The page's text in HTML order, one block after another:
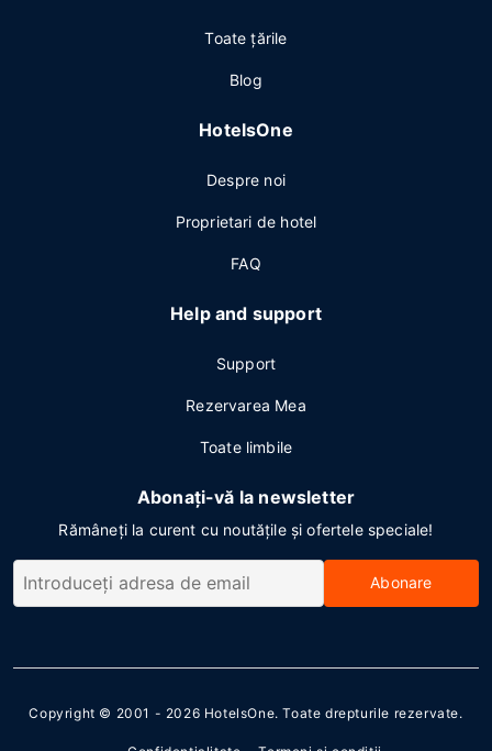
Toate ţările
Blog
HotelsOne
Despre noi
Proprietari de hotel
FAQ
Help and support
Support
Rezervarea Mea
Toate limbile
Abonați-vă la newsletter
Rămâneți la curent cu noutățile și ofertele speciale!
Abonare
Copyright © 2001 - 2026 HotelsOne. Toate drepturile rezervate.